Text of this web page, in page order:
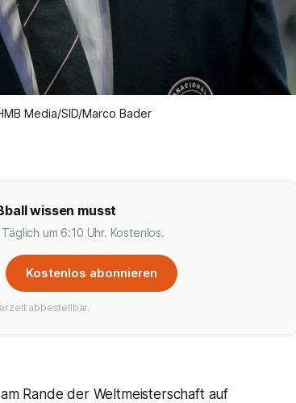
Media/SID/Marco Bader
wissen musst
um 6:10 Uhr. Kostenlos.
Kostenlos abonnieren
abbestellbar.
Rande der Weltmeisterschaft auf